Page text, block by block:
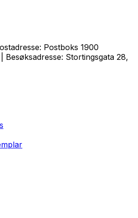
Postboks 1900
Besøksadresse: Stortingsgata 28,